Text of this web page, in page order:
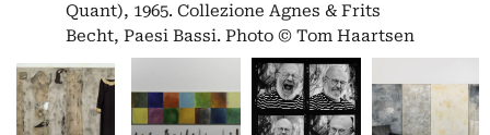
Quant), 1965. Collezione Agnes & Frits
Becht, Paesi Bassi. Photo © Tom Haartsen